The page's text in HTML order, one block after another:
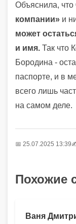
Объяснила, что
компании» и
может
и имя. Так что
Бородина -
паспорте, и в
всего лишь
на самом деле.
📅 25.07.2025 13:39
Похожие
Ваня